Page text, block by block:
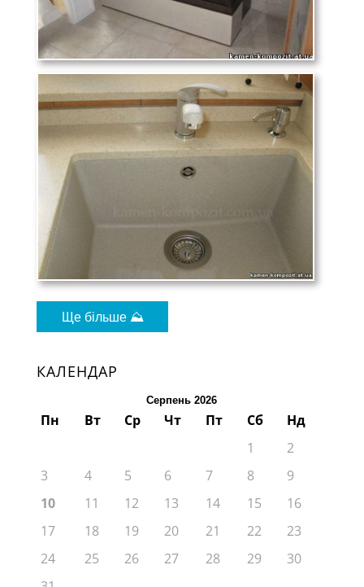
Ще більше ⛰
КАЛЕНДАР
Серпень 2026
Пн Вт Ср Чт Пт Сб
Нд
1
2
3
4 5 6 7 8
9
10
11 12 13 14 15
16
17
18 19 20 21 22
23
24
25 26 27 28 29
30